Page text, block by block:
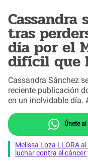
Cassandra
tras
día por el
difícil que
Cassandra Sánchez
reciente publicación
en un inolvidable día.
Únete
Melissa Loza LLORA
luchar contra el cáncer